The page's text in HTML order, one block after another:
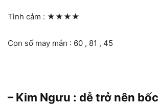
Tình cảm : ★★★★
Con số may mắn : 60 , 81 , 45
– Kim Ngưu : dễ trở nên